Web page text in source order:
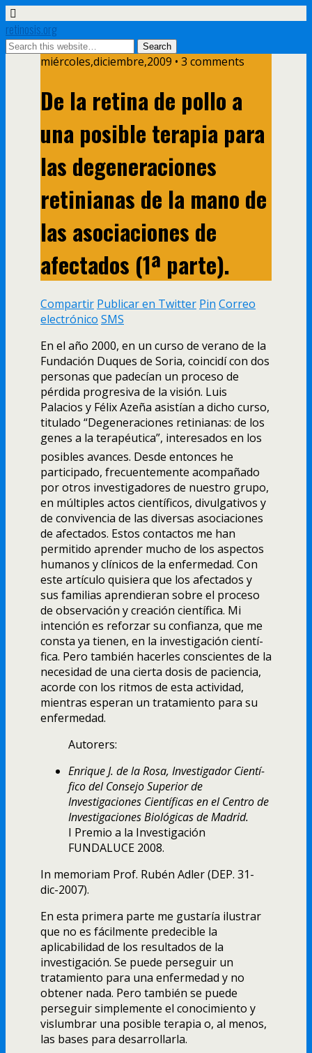
retinosis.org
miércoles,diciembre,2009 • 3 comments
De la retina de pollo a
una posible terapia para
las degeneraciones
retinianas de la mano de
las asociaciones de
afectados (1ª parte).
Compartir Publicar en Twitter Pin Correo
electrónico SMS
En el año 2000, en un curso de verano de la
Fundación Duques de Soria, coincidí­ con dos
personas que padecí­an un proceso de
pérdida progresiva de la visión. Luis
Palacios y Félix Azeña asistí­an a dicho curso,
titulado “Degeneraciones retinianas: de los
genes a la terapéutica”, interesados en los
posibles avances. Desde entonces he
participado, frecuentemente acompañado
por otros investigadores de nuestro grupo,
en múltiples actos cientí­ficos, divulgativos y
de convivencia de las diversas asociaciones
de afectados. Estos contactos me han
permitido aprender mucho de los aspectos
humanos y clí­nicos de la enfermedad. Con
este artí­culo quisiera que los afectados y
sus familias aprendieran sobre el proceso
de observación y creación cientí­fica. Mi
intención es reforzar su confianza, que me
consta ya tienen, en la investigación cientí­
fica. Pero también hacerles conscientes de la
necesidad de una cierta dosis de paciencia,
acorde con los ritmos de esta actividad,
mientras esperan un tratamiento para su
enfermedad.
Autorers:
Enrique J. de la Rosa, Investigador Cientí­
fico del Consejo Superior de
Investigaciones Cientí­ficas en el Centro de
Investigaciones Biológicas de Madrid.
I Premio a la Investigación
FUNDALUCE 2008.
In memoriam Prof. Rubén Adler (DEP. 31-
dic-2007).
En esta primera parte me gustarí­a ilustrar
que no es fácilmente predecible la
aplicabilidad de los resultados de la
investigación. Se puede perseguir un
tratamiento para una enfermedad y no
obtener nada. Pero también se puede
perseguir simplemente el conocimiento y
vislumbrar una posible terapia o, al menos,
las bases para desarrollarla.